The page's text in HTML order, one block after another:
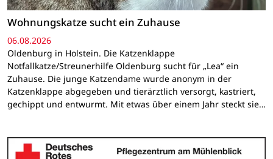
Wohnungskatze sucht ein Zuhause
06.08.2026
Oldenburg in Holstein. Die Katzenklappe
Notfallkatze/Streunerhilfe Oldenburg sucht für „Lea“ ein
Zuhause. Die junge Katzendame wurde anonym in der
Katzenklappe abgegeben und tierärztlich versorgt, kastriert,
gechippt und entwurmt. Mit etwas über einem Jahr steckt sie…